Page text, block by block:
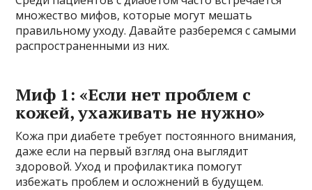
множество мифов, которые могут мешать
правильному уходу. Давайте разберемся с самыми
распространенными из них.
Миф 1: «Если нет проблем с
кожей, ухаживать не нужно»
Кожа при диабете требует постоянного внимания,
даже если на первый взгляд она выглядит
здоровой. Уход и профилактика помогут
избежать проблем и осложнений в будущем.